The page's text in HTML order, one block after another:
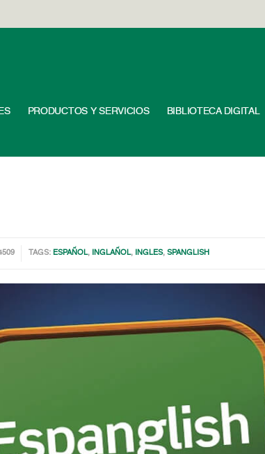
PRODUCTOS Y SERVICIOS BIBLIOTECA DIGITAL
TAGS: ESPAÑOL, INGLAÑOL, INGLES,SPANGLISH